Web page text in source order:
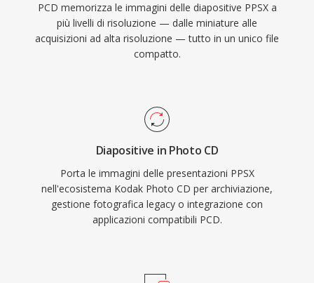
PCD memorizza le immagini delle diapositive PPSX a
più livelli di risoluzione — dalle miniature alle
acquisizioni ad alta risoluzione — tutto in un unico file
compatto.
Diapositive in Photo CD
Porta le immagini delle presentazioni PPSX
nell'ecosistema Kodak Photo CD per archiviazione,
gestione fotografica legacy o integrazione con
applicazioni compatibili PCD.